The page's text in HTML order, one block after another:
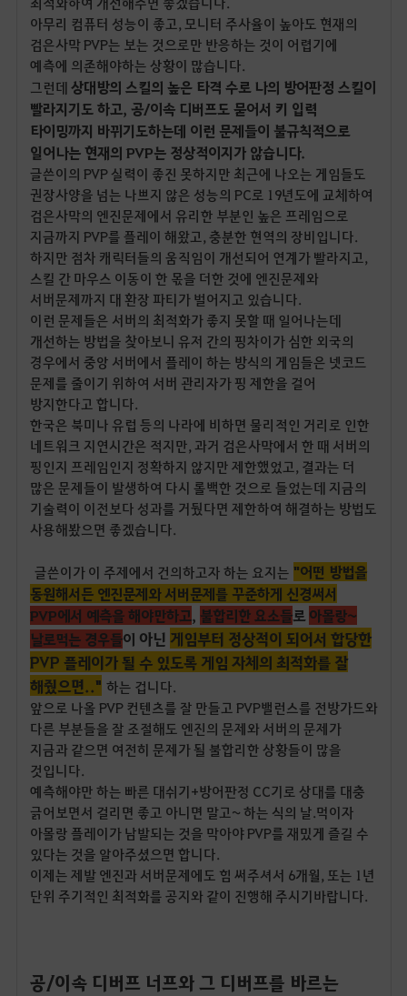
아무리 컴퓨터 성능이 좋고, 모니터 주사율이 높아도 현재의
검은사막 PVP는 보는 것으로만 반응하는 것이 어렵기에
예측에 의존해야하는 상황이 많습니다.
그런데 상대방의 스킬의 높은 타격 수로 나의 방어판정 스킬이
빨라지기도 하고, 공/이속 디버프도 묻어서 키 입력
타이밍까지 바뀌기도하는데 이런 문제들이 불규칙적으로
일어나는 현재의 PVP는 정상적이지가 않습니다.
글쓴이의 PVP 실력이 좋진 못하지만 최근에 나오는 게임들도
권장사양을 넘는 나쁘지 않은 성능의 PC로 19년도에 교체하여
검은사막의 엔진문제에서 유리한 부분인 높은 프레임으로
지금까지 PVP를 플레이 해왔고, 충분한 현역의 장비입니다.
하지만 점차 캐릭터들의 움직임이 개선되어 연계가 빨라지고,
스킬 간 마우스 이동이 한 몫을 더한 것에 엔진문제와
서버문제까지 대 환장 파티가 벌어지고 있습니다.
이런 문제들은 서버의 최적화가 좋지 못할 때 일어나는데
개선하는 방법을 찾아보니 유저 간의 핑차이가 심한 외국의
경우에서 중앙 서버에서 플레이 하는 방식의 게임들은 넷코드
문제를 줄이기 위하여 서버 관리자가 핑 제한을 걸어
방지한다고 합니다.
한국은 북미나 유럽 등의 나라에 비하면 물리적인 거리로 인한
네트워크 지연시간은 적지만, 과거 검은사막에서 한 때 서버의
핑인지 프레임인지 정확하지 않지만 제한했었고, 결과는 더
많은 문제들이 발생하여 다시 롤백한 것으로 들었는데 지금의
기술력이 이전보다 성과를 거뒀다면 제한하여 해결하는 방법도
사용해봤으면 좋겠습니다.
글쓴이가 이 주제에서 건의하고자 하는 요지는 "어떤 방법을
동원해서든 엔진문제와 서버문제를 꾸준하게 신경써서
PVP에서 예측을 해야만하고, 불합리한 요소들로아몰랑~
날로먹는 경우들이 아닌 게임부터 정상적이 되어서 합당한
PVP 플레이가 될 수 있도록 게임 자체의 최적화를 잘
해줬으면.." 하는 겁니다.
앞으로 나올 PVP 컨텐츠를 잘 만들고 PVP밸런스를 전방가드와
다른 부분들을 잘 조절해도 엔진의 문제와 서버의 문제가
지금과 같으면 여전히 문제가 될 불합리한 상황들이 많을
것입니다.
예측해야만 하는 빠른 대쉬기+방어판정 CC기로 상대를 대충
긁어보면서 걸리면 좋고 아니면 말고~ 하는 식의 날.먹이자
아몰랑 플레이가 남발되는 것을 막아야 PVP를 재밌게 즐길 수
있다는 것을 알아주셨으면 합니다.
이제는 제발 엔진과 서버문제에도 힘 써주셔서 6개월, 또는 1년
단위 주기적인 최적화를 공지와 같이 진행해 주시기바랍니다.
공/이속 디버프 너프와 그 디버프를 바르는